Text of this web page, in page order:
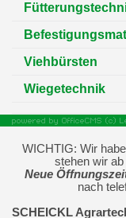
Viehbürsten
Wiegetechnik
WICHTIG: Wir
stehen wir
Neue
nach
SCHEICKL